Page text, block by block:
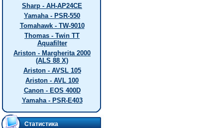
Sharp - AH-AP24CE
Yamaha - PSR-550
Tomahawk - TW-9010
Thomas - Twin TT
Aquafilter
Ariston - Margherita 2000
(ALS 88 X)
Ariston - AVSL 105
Ariston - AVL 100
Canon - EOS 400D
Yamaha - PSR-E403
Статистика